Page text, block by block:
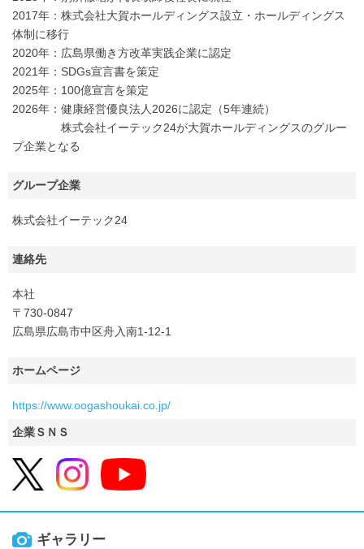
2017年：株式会社大賀ホールディングス設立・ホールディングス
体制に移行
2020年：広島県働き方改革実践企業に認定
2021年：SDGs宣言書を策定
2025年：100億宣言を策定
2026年：健康経営優良法人2026に認定（5年連続）
株式会社イーテック24が大賀ホールディングスのグルー
プ企業となる
グループ企業
株式会社イーテック24
連絡先
本社
〒730-0847
広島県広島市中区舟入南1-12-1
ホームページ
https://www.oogashoukai.co.jp/
企業ＳＮＳ
ギャラリー